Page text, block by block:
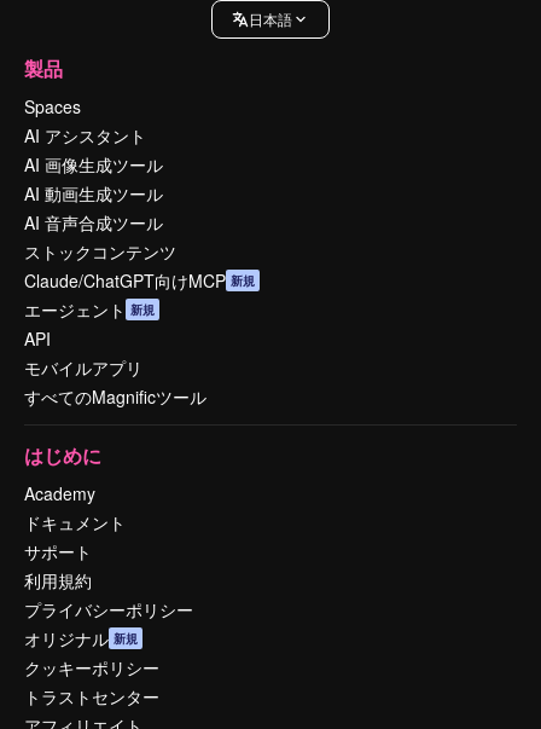
日本語
製品
Spaces
AI アシスタント
AI 画像生成ツール
AI 動画生成ツール
AI 音声合成ツール
ストックコンテンツ
Claude/ChatGPT向けMCP 新規
エージェント 新規
API
モバイルアプリ
すべてのMagnificツール
はじめに
Academy
ドキュメント
サポート
利用規約
プライバシーポリシー
オリジナル 新規
クッキーポリシー
トラストセンター